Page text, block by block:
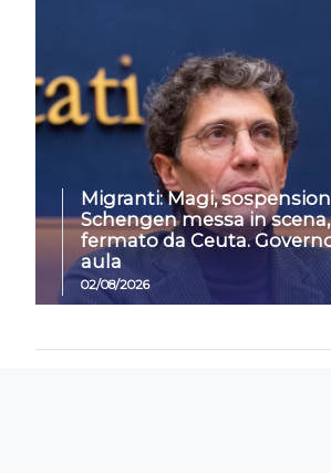
Migranti: Magi,
Schengen messa in
fermato da Ceuta.
aula
02/08/2026